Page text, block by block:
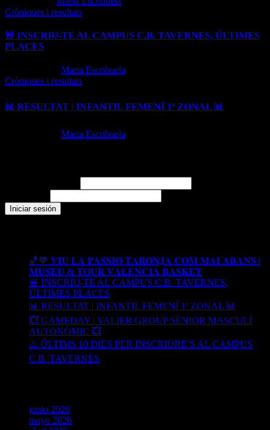
Cròniques i resultats
🚨 INSCRIU-TE AL CAMPUS C.B. TAVERNES, ÚLTIMES
PLACES
Maria Escrihuela
Cròniques i resultats
📊 RESULTAT | INFANTIL FEMENÍ 1ª ZONAL 📊
Maria Escrihuela
🏀🧡 𝐕𝐈𝐔 𝐋𝐀 𝐏𝐀𝐒𝐒𝐈𝐎́ 𝐓𝐀𝐑𝐎𝐍𝐉𝐀 𝐂𝐎𝐌 𝐌𝐀𝐈 𝐀𝐁𝐀𝐍𝐒 |
𝐌𝐔𝐒𝐄𝐔 & 𝐓𝐎𝐔𝐑 𝐕𝐀𝐋𝐄𝐍𝐂𝐈𝐀 𝐁𝐀𝐒𝐊𝐄𝐓
🚨 INSCRIU-TE AL CAMPUS C.B. TAVERNES,
ÚLTIMES PLACES
📊 RESULTAT | INFANTIL FEMENÍ 1ª ZONAL 📊
💥 GAMEDAY | VALIER GROUP SÈNIOR MASCULÍ
AUTONÒMIC 💥
⚠️ ÚLTIMS 10 DIES PER INSCRIURE’S AL CAMPUS
C.B. TAVERNES
junio 2026
mayo 2026